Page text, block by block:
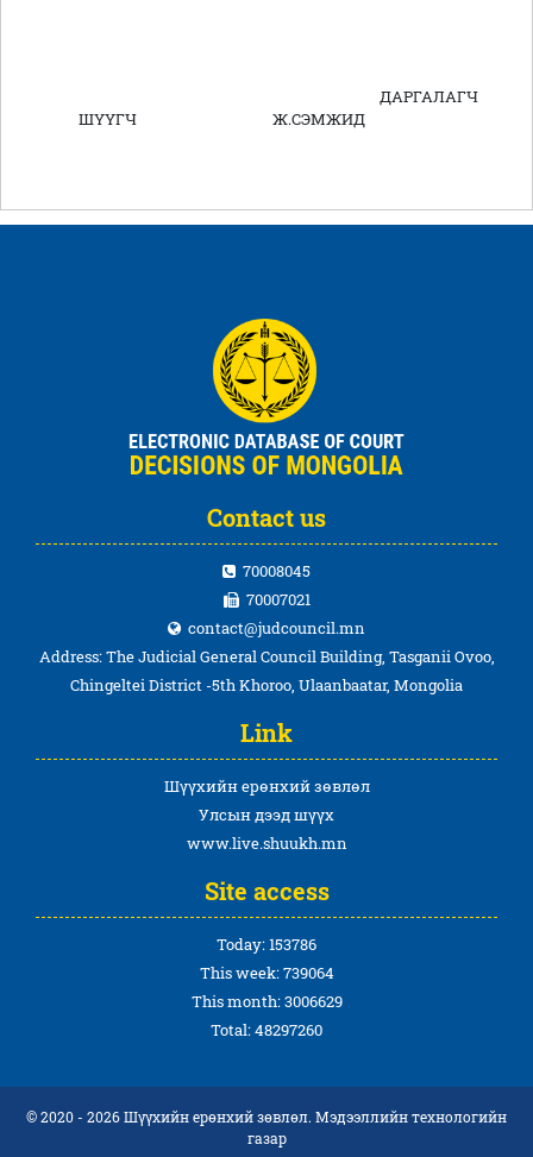
ДАРГАЛАГЧ
ШҮҮГЧ Ж.СЭМЖИД
Contact us
70008045
70007021
contact@judcouncil.mn
Address: The Judicial General Council Building, Tasganii Ovoo,
Chingeltei District -5th Khoroo, Ulaanbaatar, Mongolia
Link
Шүүхийн ерөнхий зөвлөл
Улсын дээд шүүх
www.live.shuukh.mn
Site access
Today: 153786
This week: 739064
This month: 3006629
Total: 48297260
© 2020 - 2026 Шүүхийн ерөнхий зөвлөл. Мэдээллийн технологийн
газар